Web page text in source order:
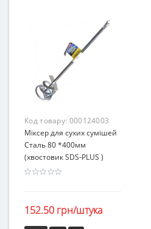
Код товару: 000124003
Міксер для сухих сумішей
Сталь 80 *400мм
(хвостовик SDS-PLUS )
152.50 грн/штука